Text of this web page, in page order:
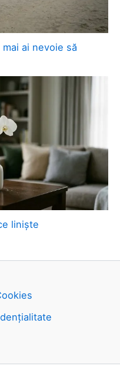
ai nevoie să
liniște